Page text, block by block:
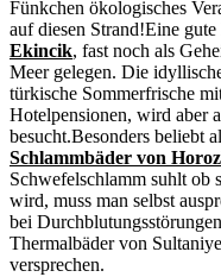
Fünkchen ökologisches
auf diesen Strand!Eine
Ekincik, fast noch als
Meer gelegen. Die
türkische Sommerfrische
Hotelpensionen, wird aber
besucht.Besonders beliebt
Schlammbäder von
Schwefelschlamm suhlt ob
wird, muss man selbst
bei
Thermalbäder von
versprechen.